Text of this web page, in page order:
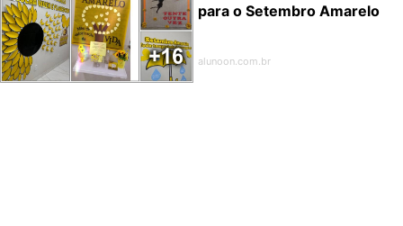
para o Setembro Amarelo
alunoon.com.br